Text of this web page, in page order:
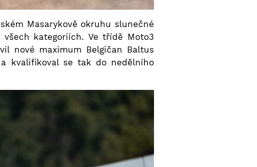
Masarykově okruhu slunečné
kategoriích. Ve třídě Moto3
nové maximum Belgičan Baltus
kvalifikoval se tak do nedělního